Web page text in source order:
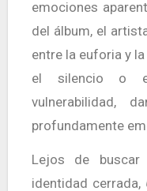
emociones
del álbum, el
entre la euforia y
el silencio o
vulnerabilidad,
profundamente
Lejos de
identidad cerrada,